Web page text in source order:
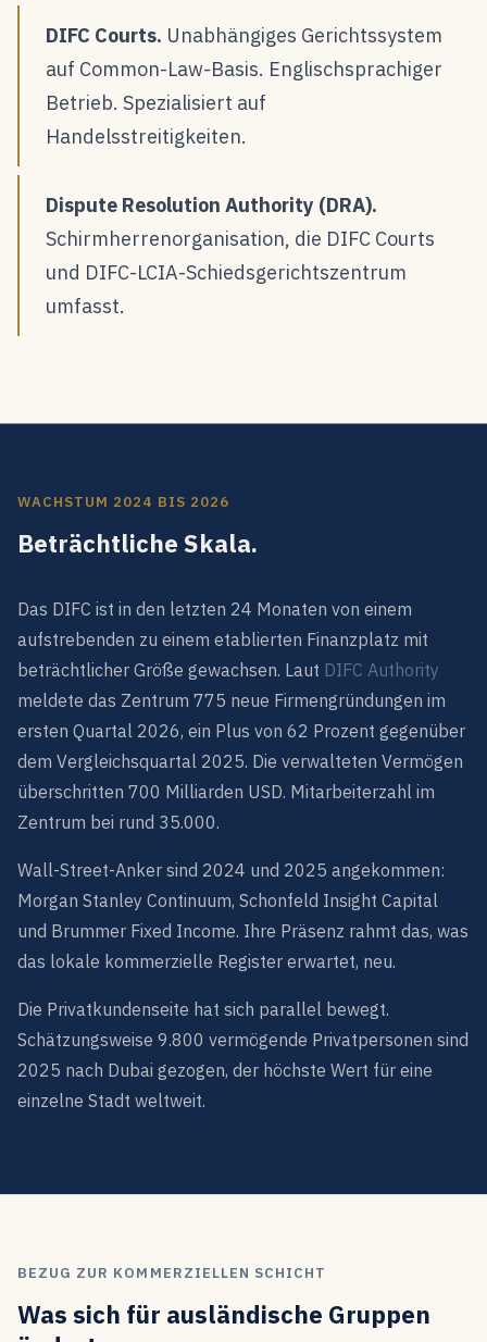
DIFC Courts. Unabhängiges Gerichtssystem
auf Common-Law-Basis. Englischsprachiger
Betrieb. Spezialisiert auf
Handelsstreitigkeiten.
Dispute Resolution Authority (DRA).
Schirmherrenorganisation, die DIFC Courts
und DIFC-LCIA-Schiedsgerichtszentrum
umfasst.
WACHSTUM 2024 BIS 2026
Beträchtliche Skala.
Das DIFC ist in den letzten 24 Monaten von einem
aufstrebenden zu einem etablierten Finanzplatz mit
beträchtlicher Größe gewachsen. Laut DIFC Authority
meldete das Zentrum 775 neue Firmengründungen im
ersten Quartal 2026, ein Plus von 62 Prozent gegenüber
dem Vergleichsquartal 2025. Die verwalteten Vermögen
überschritten 700 Milliarden USD. Mitarbeiterzahl im
Zentrum bei rund 35.000.
Wall-Street-Anker sind 2024 und 2025 angekommen:
Morgan Stanley Continuum, Schonfeld Insight Capital
und Brummer Fixed Income. Ihre Präsenz rahmt das, was
das lokale kommerzielle Register erwartet, neu.
Die Privatkundenseite hat sich parallel bewegt.
Schätzungsweise 9.800 vermögende Privatpersonen sind
2025 nach Dubai gezogen, der höchste Wert für eine
einzelne Stadt weltweit.
BEZUG ZUR KOMMERZIELLEN SCHICHT
Was sich für ausländische Gruppen